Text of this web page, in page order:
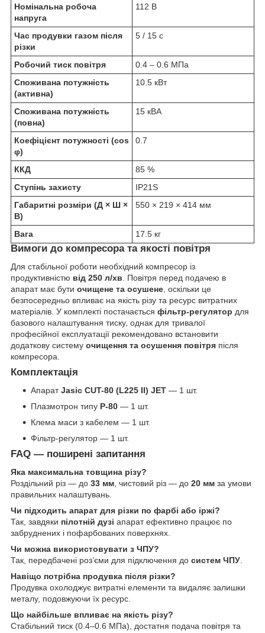
Номінальна робоча
напруга
112 В
Час продувки газом після
різки
5 / 15 с
Робочий тиск повітря
0.4 – 0.6 МПа
Споживана потужність
(активна)
10.5 кВт
Споживана потужність
(повна)
15 кВА
Коефіцієнт потужності (cos
φ)
0.7
ККД
85 %
Ступінь захисту
IP21S
Габаритні розміри (Д × Ш ×
В)
550 × 219 × 414 мм
Вага 17.5 кг
Вимоги до компресора та якості повітря
Для стабільної роботи необхідний компресор із
продуктивністю від 250 л/хв. Повітря перед подачею в
апарат має бути очищене та осушене, оскільки це
безпосередньо впливає на якість різу та ресурс витратних
матеріалів. У комплекті постачається фільтр-регулятор для
базового налаштування тиску, однак для тривалої
професійної експлуатації рекомендовано встановити
додаткову систему очищення та осушення повітря після
компресора.
Комплектація
АпаратJasic CUT-80 (L225 II) JET — 1 шт.
Плазмотрон типу P-80 — 1 шт.
Клема маси з кабелем — 1 шт.
Фільтр-регулятор — 1 шт.
FAQ — поширені запитання
Яка максимальна товщина різу?
Роздільний різ — до 33 мм , чистовий різ — до 20 мм за умови
правильних налаштувань.
Чи підходить апарат для різки по фарбі або іржі?
Так, завдяки пілотній дузі апарат ефективно працює по
забруднених і пофарбованих поверхнях.
Чи можна використовувати з ЧПУ?
Так, передбачені роз’єми для підключення до систем ЧПУ
Навіщо потрібна продувка після різки?
Продувка охолоджує витратні елементи та видаляє залишки
металу, подовжуючи їх ресурс.
Що найбільше впливає на якість різу?
Стабільний тиск (0.4–0.6 МПа), достатня подача повітря та